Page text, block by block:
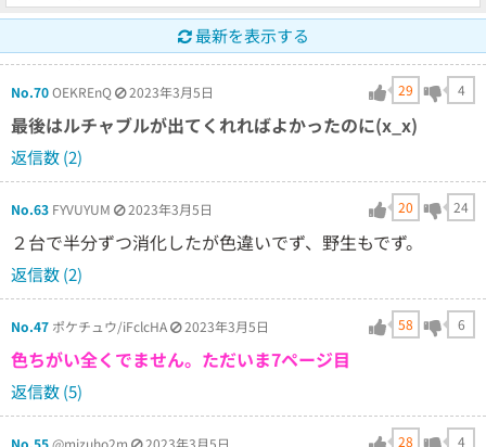
最新を表示する
No.70OEKREnQ 2023年3月5日 29 4
最後はルチャブルが出てくれればよかったのに(x_x)
返信数 (2)
No.63 FYVUYUM 2023年3月5日 20 24
２台で半分ずつ消化したが色違いでず、野生もでず。
返信数 (2)
No.47 ポケチュウ/iFclcHA 2023年3月5日 58 6
色ちがい全くでません。ただいま7ページ目
返信数 (5)
No.55@mizuho2m 2023年3月5日 28 4